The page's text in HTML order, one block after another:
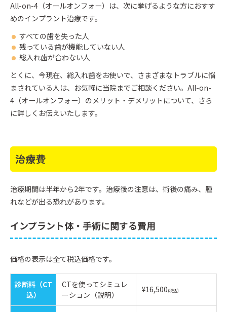
All-on-4（オールオンフォー）は、次に挙げるような方におすす
めのインプラント治療です。
すべての歯を失った人
残っている歯が機能していない人
総入れ歯が合わない人
とくに、今現在、総入れ歯をお使いで、さまざまなトラブルに悩
まされている人は、お気軽に当院までご相談ください。All-on-
4（オールオンフォー）のメリット・デメリットについて、さら
に詳しくお伝えいたします。
治療費
治療期間は半年から2年です。治療後の注意は、術後の痛み、腫
れなどが出る恐れがあります。
インプラント体・手術に関する費用
価格の表示は全て税込価格です。
診断料（CT
込）
CTを使ってシミュレ
ーション（説明）
¥16,500(税込)